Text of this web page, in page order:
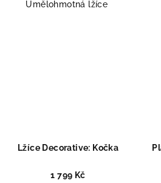
Umělohmotná lžíce
Lžíce Decorative: Kočka
1 799 Kč